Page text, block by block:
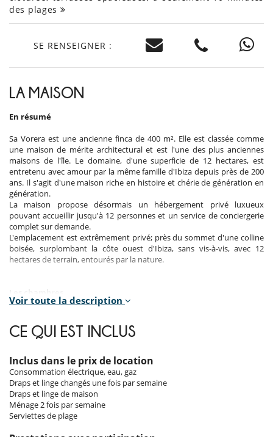
des plages
SE RENSEIGNER :
LA MAISON
En résumé
Sa Vorera est une ancienne finca de 400 m². Elle est classée comme
une maison de mérite architectural et est l'une des plus anciennes
maisons de l'île. Le domaine, d'une superficie de 12 hectares, est
entretenu avec amour par la même famille d'Ibiza depuis près de 200
ans. Il s'agit d'une maison riche en histoire et chérie de génération en
génération.
La maison propose désormais un hébergement privé luxueux
pouvant accueillir jusqu'à 12 personnes et un service de conciergerie
complet sur demande.
L'emplacement est extrêmement privé; près du sommet d'une colline
boisée, surplombant la côte ouest d'Ibiza, sans vis-à-vis, avec 12
hectares de terrain, entourés par la nature.
Chambre de maître, 1er étage, accès direct à la terrasse, vue jardin, vue
sur la mer. La chambre propose 1 lit double. Salle de bain attenante,
Chambre 2 - The Studio :
Chambre de maître, Rez-de-chaussée, accès direct à la terrasse. La
chambre propose 1 lit double. Salle de bain attenante, avec douche. La
chambre inclut également : salon.
Chambre 3 - Conejera :
Voir toute la description
CE QUI EST INCLUS
Inclus dans le prix de location
Consommation électrique, eau, gaz
Draps et linge changés une fois par semaine
Draps et linge de maison
Ménage 2 fois par semaine
Serviettes de plage